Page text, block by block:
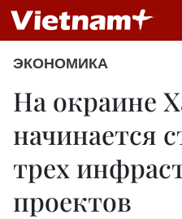
ЭКОНОМИКА
На окраине
начинается
трех
проектов